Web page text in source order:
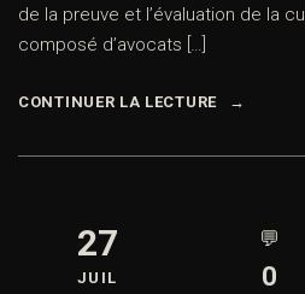
de la preuve et l’évaluation de la
composé d’avocats […]
CONTINUER LA LECTURE
27
JUIL
💬
0